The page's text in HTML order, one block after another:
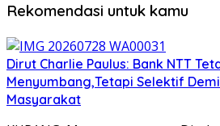
Rekomendasi untuk kamu
Dirut Charlie Paulus: Bank NTT
Menyumbang,Tetapi Selektif
Masyarakat